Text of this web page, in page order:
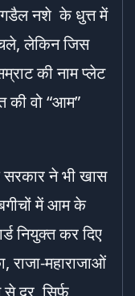
नशे के धुत्त में
चले, लेकिन जिस
की नाम प्लेट
की वो “आम”
ने भी खास
में आम के
नियुक्त कर दिए
राजा-महाराजाओं
दूर, सिर्फ